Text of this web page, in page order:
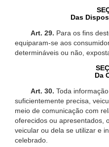
Das
Art. 29. Para os fins
equiparam-se aos
determináveis ou não,
Da
Art. 30. Toda
suficientemente precisa,
meio de comunicação com
oferecidos ou apresentados,
veicular ou dela se utilizar e
celebrado.